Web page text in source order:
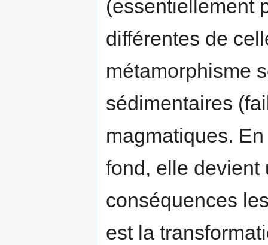
(essentiellement
différentes de
métamorphisme
sédimentaires
magmatiques.
fond, elle devient
conséquences
est la